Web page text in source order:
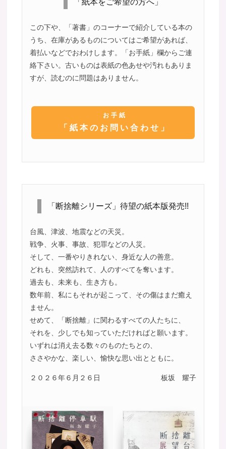
この下や、「著書」のコーナーで紹介している本の
うち、在庫があるものについてはご希望があれば、
着払いなどでおわけします。「お手紙」欄からご連
絡下さい。古いものは表紙の色あせや汚れもありま
すが、読むのに問題はありません。
お手紙
「紙本のお問い合わせ」
「断捨離シリーズ」待望の紙本版発売!!
台風、津波、地震などの天災。
戦争、火事、事故、犯罪などの人災。
そして、一番やりきれない、身近な人の善意。
どれも、突然訪れて、人のすべてを奪います。
過去も、未来も、生き方も。
数年前、私にもそれが起こって、その傷はまだ癒え
ません。
せめて、「断捨離」に関わるすべての人たちに、
それを、少しでも知っていただければと願います。
いずれは消え去る数々のものたちとの、
ささやかな、楽しい、愉快な思い出とともに。
２０２６年６月２６日 板坂 耀子